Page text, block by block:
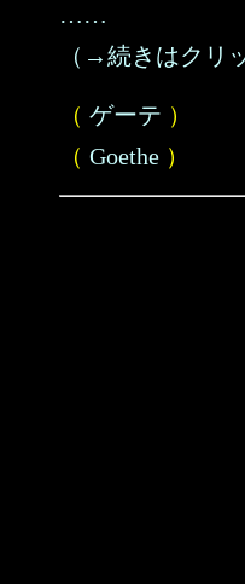
……
（→続きはクリ
（ ゲーテ ）
（ Goethe ）